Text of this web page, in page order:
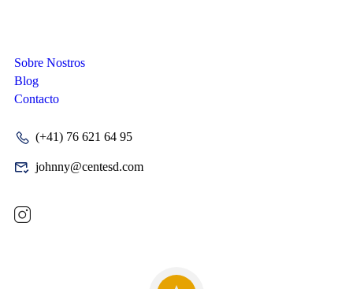
Sobre Nostros
Blog
Contacto
(+41) 76 621 64 95
johnny@centesd.com